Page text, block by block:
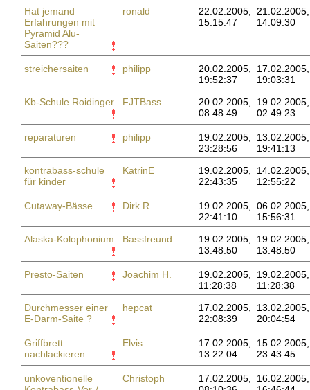
Hat jemand
Erfahrungen mit
Pyramid Alu-
Saiten???
ronald
22.02.2005,
15:15:47
21.02.2005,
14:09:30
streichersaiten philipp
20.02.2005,
19:52:37
17.02.2005,
19:03:31
Kb-Schule Roidinger
FJTBass
20.02.2005,
08:48:49
19.02.2005,
02:49:23
reparaturen philipp
19.02.2005,
23:28:56
13.02.2005,
19:41:13
kontrabass-schule
für kinder
KatrinE
19.02.2005,
22:43:35
14.02.2005,
12:55:22
Cutaway-Bässe Dirk R.
19.02.2005,
22:41:10
06.02.2005,
15:56:31
Alaska-Kolophonium
Bassfreund
19.02.2005,
13:48:50
19.02.2005,
13:48:50
Presto-Saiten Joachim H.
19.02.2005,
11:28:38
19.02.2005,
11:28:38
Durchmesser einer
E-Darm-Saite ?
hepcat
17.02.2005,
22:08:39
13.02.2005,
20:04:54
Griffbrett
nachlackieren
Elvis
17.02.2005,
13:22:04
15.02.2005,
23:43:45
unkoventionelle
Christoph
17.02.2005,
16.02.2005,